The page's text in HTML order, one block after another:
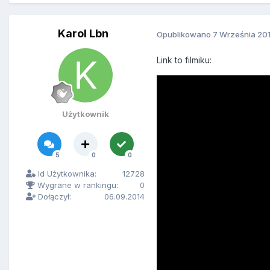
Karol Lbn
Użytkownik
5 0 0
Id Użytkownika:
12728
Wygrane w rankingu:
0
Dołączył:
06.09.2014
Opublikowano 7 Września
Link to filmiku: